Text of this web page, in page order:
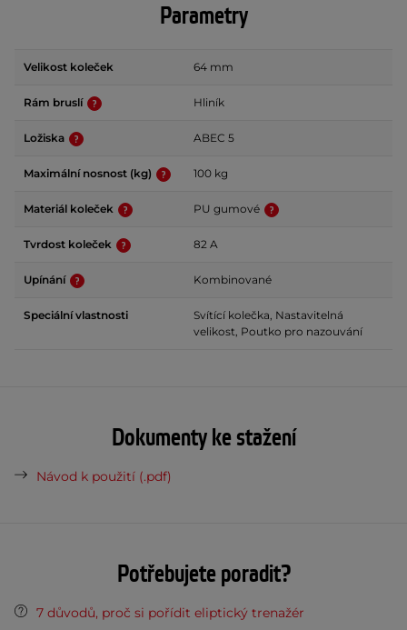
Parametry
Velikost koleček 64 mm
Rám bruslí Hliník
Ložiska ABEC 5
Maximální nosnost (kg) 100 kg
Materiál koleček PU gumové
Tvrdost koleček 82 A
Upínání Kombinované
Speciální vlastnosti
Svítící kolečka, Nastavitelná
velikost, Poutko pro nazouvání
Dokumenty ke stažení
Návod k použití (.pdf)
Potřebujete poradit?
7 důvodů, proč si pořídit eliptický trenažér